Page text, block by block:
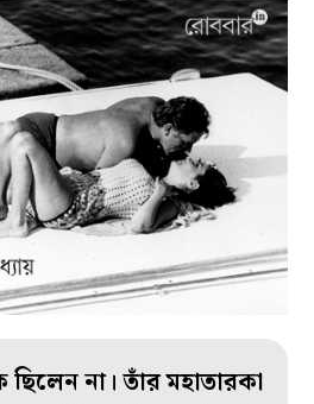
ছিলেন না। তাঁর মহাতারকা